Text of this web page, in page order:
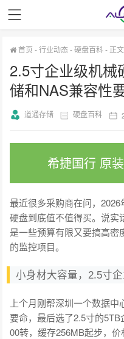
首页 -行业动态-硬盘百科- 正文
2.5寸企业级机械
储和NAS兼容性
道通存储 硬盘百科
希捷国行 原
最近很多采购商在问，
硬盘到底值不值得买。说实
是一些预算有限又要搞高
的监控项目。
小身材大容量，2.5寸企
上个月刚帮深圳一个数据
要命，最后选了2.5寸的
00转，缓存256MB起步，